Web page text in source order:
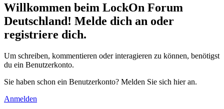
Willkommen beim LockOn Forum
Deutschland! Melde dich an oder
registriere dich.
Um schreiben, kommentieren oder interagieren zu können, benötigst
du ein Benutzerkonto.
Sie haben schon ein Benutzerkonto? Melden Sie sich hier an.
Anmelden